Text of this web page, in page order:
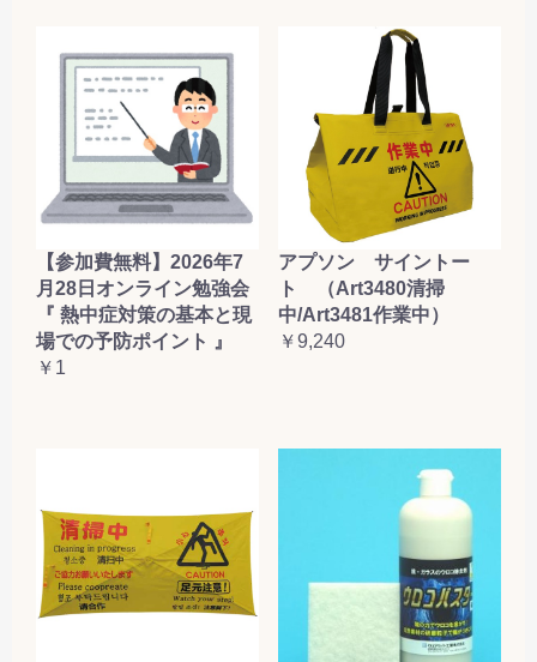
【参加費無料】2026年7
月28日オンライン勉強会
『 熱中症対策の基本と現
場での予防ポイント 』
￥1
アプソン サイントー
ト （Art3480清掃
中/Art3481作業中）
￥9,240